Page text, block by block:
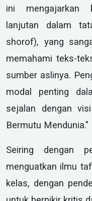
ini mengajarkan
lanjutan dalam
shorof), yang
memahami teks-
sumber aslinya.
modal penting
sejalan dengan
Bermutu Mendunia."
Seiring dengan
menguatkan ilmu
kelas, dengan